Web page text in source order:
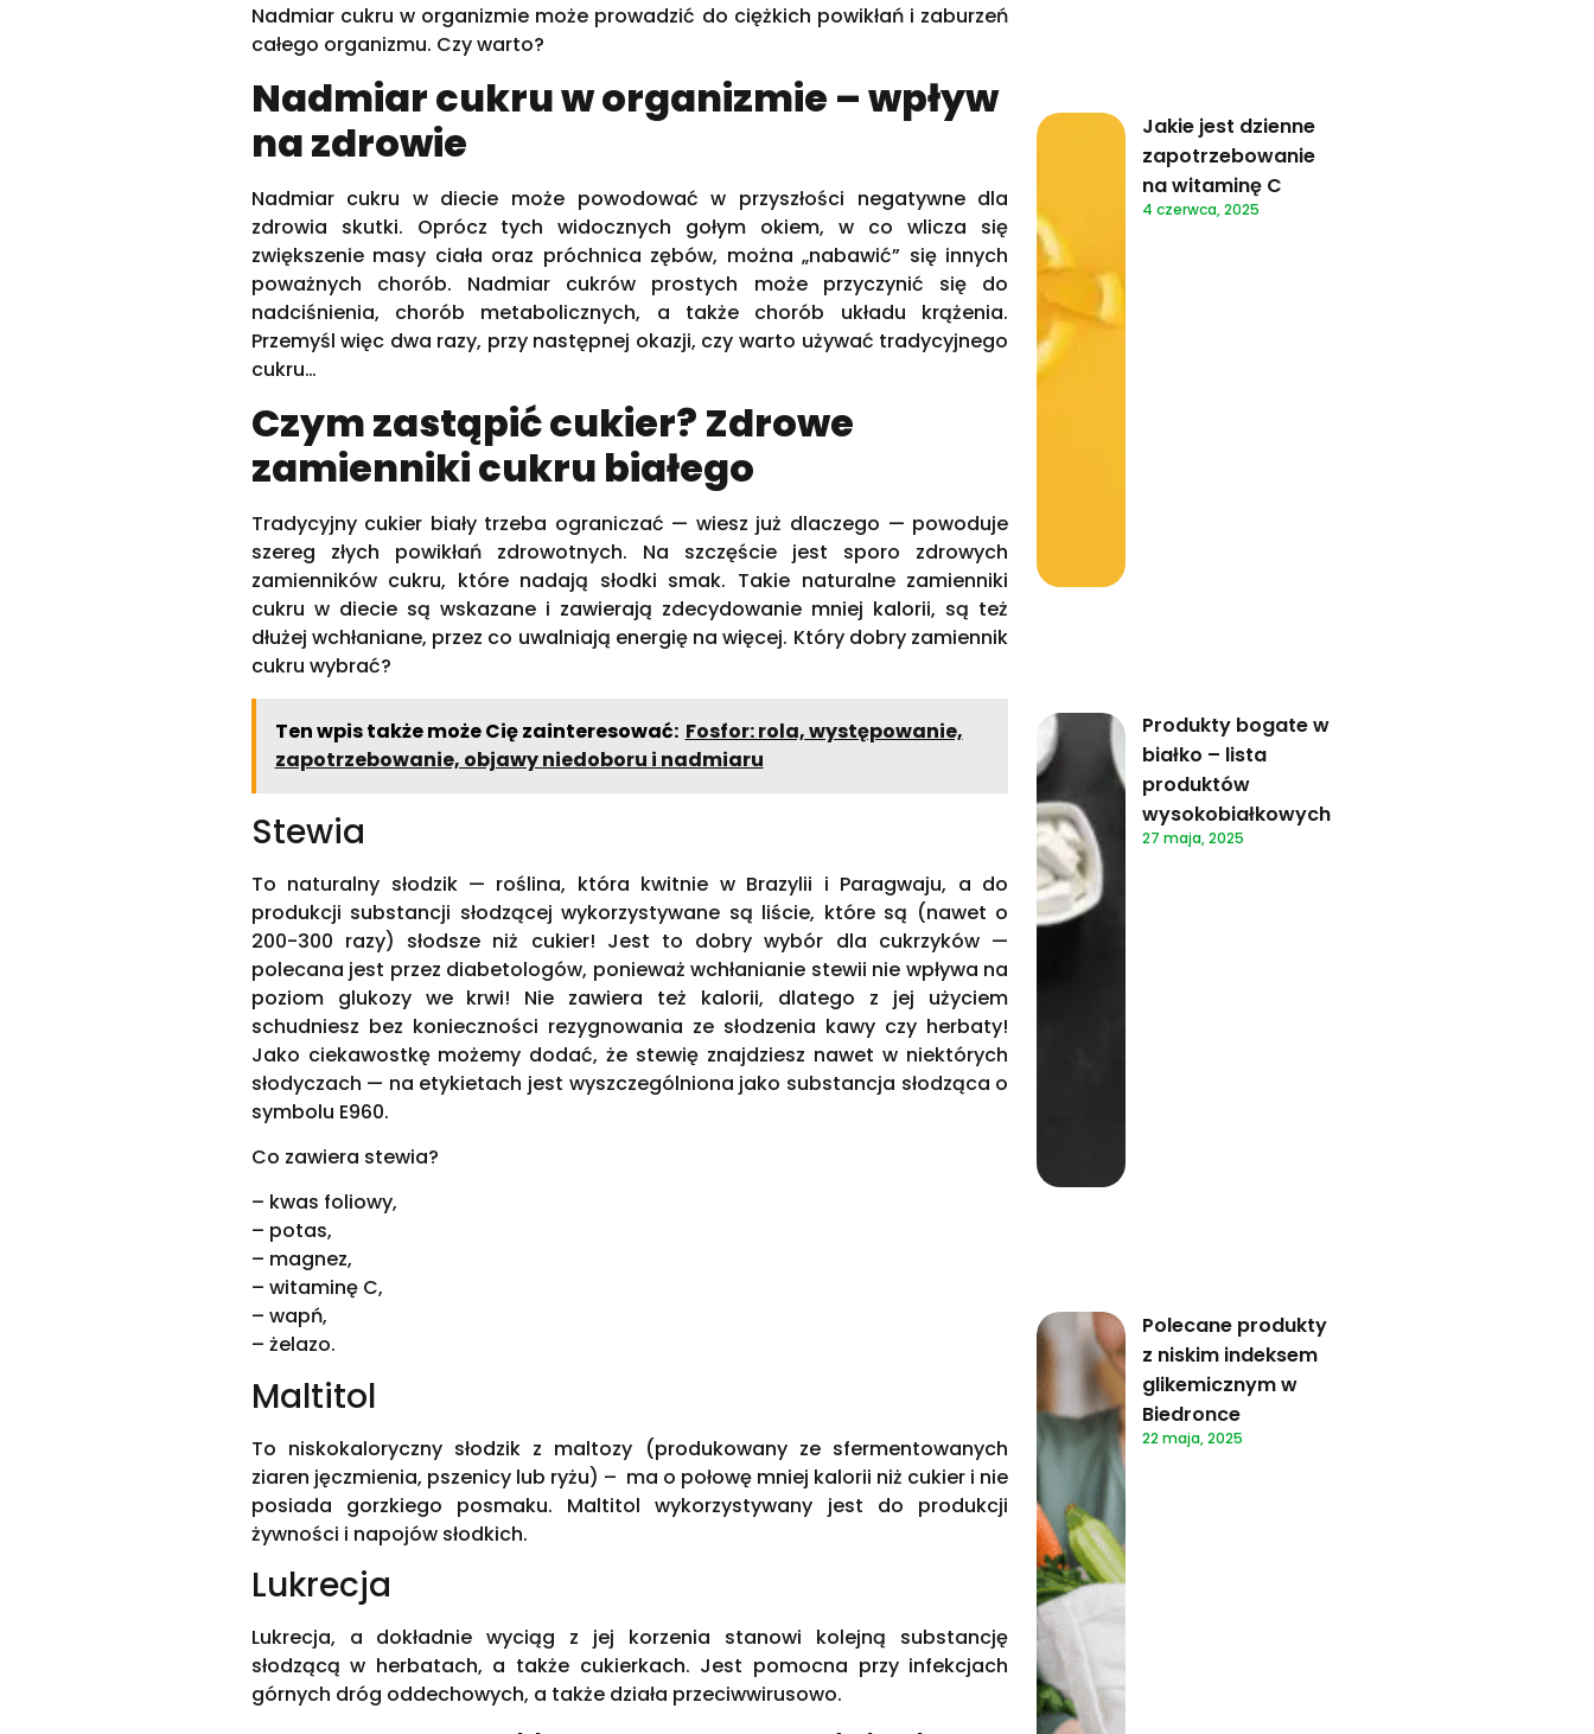
Nadmiar cukru w organizmie może prowadzić do ciężkich powikłań i zaburzeń
całego organizmu. Czy warto?
Nadmiar cukru w organizmie – wpływ
na zdrowie
Nadmiar cukru w diecie może powodować w przyszłości negatywne dla
zdrowia skutki. Oprócz tych widocznych gołym okiem, w co wlicza się
zwiększenie masy ciała oraz próchnica zębów, można „nabawić” się innych
poważnych chorób. Nadmiar cukrów prostych może przyczynić się do
nadciśnienia, chorób metabolicznych, a także chorób układu krążenia.
Przemyśl więc dwa razy, przy następnej okazji, czy warto używać tradycyjnego
cukru…
Czym zastąpić cukier? Zdrowe
zamienniki cukru białego
Tradycyjny cukier biały trzeba ograniczać — wiesz już dlaczego — powoduje
szereg złych powikłań zdrowotnych. Na szczęście jest sporo zdrowych
zamienników cukru, które nadają słodki smak. Takie naturalne zamienniki
cukru w diecie są wskazane i zawierają zdecydowanie mniej kalorii, są też
dłużej wchłaniane, przez co uwalniają energię na więcej. Który dobry zamiennik
cukru wybrać?
Ten wpis także może Cię zainteresować: Fosfor: rola, występowanie,
zapotrzebowanie, objawy niedoboru i nadmiaru
Stewia
To naturalny słodzik — roślina, która kwitnie w Brazylii i Paragwaju, a do
produkcji substancji słodzącej wykorzystywane są liście, które są (nawet o
200-300 razy) słodsze niż cukier! Jest to dobry wybór dla cukrzyków —
polecana jest przez diabetologów, ponieważ wchłanianie stewii nie wpływa na
poziom glukozy we krwi! Nie zawiera też kalorii, dlatego z jej użyciem
schudniesz bez konieczności rezygnowania ze słodzenia kawy czy herbaty!
Jako ciekawostkę możemy dodać, że stewię znajdziesz nawet w niektórych
słodyczach — na etykietach jest wyszczególniona jako substancja słodząca o
symbolu E960.
Co zawiera stewia?
– kwas foliowy,
– potas,
– magnez,
– witaminę C,
– wapń,
– żelazo.
Maltitol
To niskokaloryczny słodzik z maltozy (produkowany ze sfermentowanych
ziaren jęczmienia, pszenicy lub ryżu) – ma o połowę mniej kalorii niż cukier i nie
posiada gorzkiego posmaku. Maltitol wykorzystywany jest do produkcji
żywności i napojów słodkich.
Lukrecja
Lukrecja, a dokładnie wyciąg z jej korzenia stanowi kolejną substancję
słodzącą w herbatach, a także cukierkach. Jest pomocna przy infekcjach
górnych dróg oddechowych, a także działa przeciwwirusowo.
Jakie jest dzienne
zapotrzebowanie
na witaminę C
4 czerwca, 2025
Produkty bogate w
białko – lista
produktów
wysokobiałkowych
27 maja, 2025
Polecane produkty
z niskim indeksem
glikemicznym w
Biedronce
22 maja, 2025